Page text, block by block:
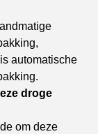
automatische
droge
om deze